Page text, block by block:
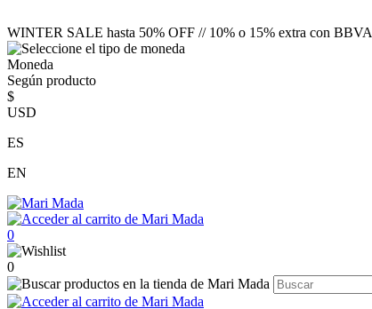
WINTER SALE hasta 50% OFF // 10% o 15% extra con BBVA
Moneda
Según producto
$
USD
ES
EN
0
0